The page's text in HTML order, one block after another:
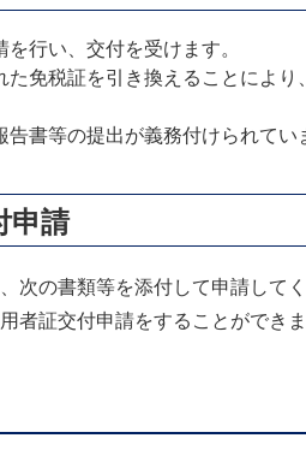
行い、交付を受けます。
免税証を引き換えることにより
書等の提出が義務付けられてい
申請
の書類等を添付して申請してく
証交付申請をすることができま